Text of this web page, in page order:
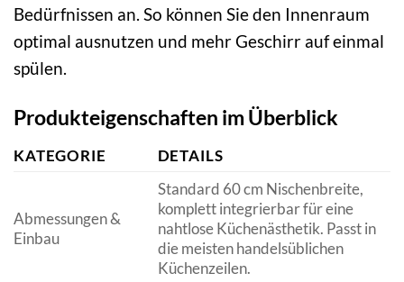
Bedürfnissen an. So können Sie den Innenraum
optimal ausnutzen und mehr Geschirr auf einmal
spülen.
Produkteigenschaften im Überblick
KATEGORIE DETAILS
Abmessungen &
Einbau
Standard 60 cm Nischenbreite,
komplett integrierbar für eine
nahtlose Küchenästhetik. Passt in
die meisten handelsüblichen
Küchenzeilen.